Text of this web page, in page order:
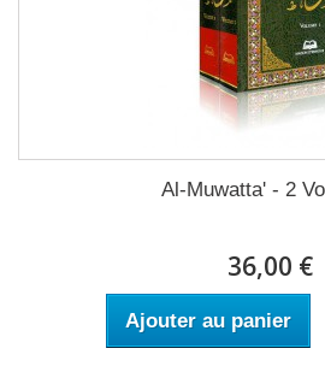
Al-Muwatta' - 2
36,00 €
Ajouter au panier